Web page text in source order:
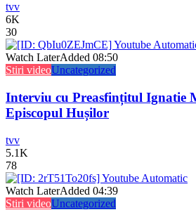
tvv
6K
30
Watch LaterAdded 08:50
Stiri videoUncategorized
Interviu cu Preasfințitul Ignatie
Episcopul Hușilor
tvv
5.1K
78
Watch LaterAdded 04:39
Stiri videoUncategorized